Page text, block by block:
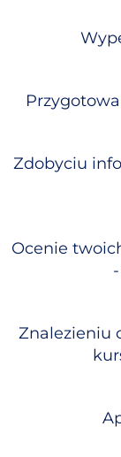
Zdobyciu
Ocenie
Znalezieniu